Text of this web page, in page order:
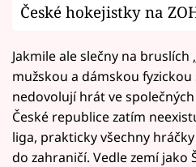
České hokejistky na
Jakmile ale slečny na bruslích
mužskou a dámskou
nedovolují hrát ve
České republice zatím
liga, prakticky všechny
do zahraničí. Vedle zemí jako